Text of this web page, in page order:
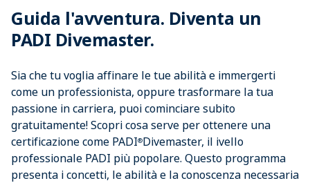
Guida l'avventura. Diventa un
PADI Divemaster.
Sia che tu voglia affinare le tue abilità e immergerti
come un professionista, oppure trasformare la tua
passione in carriera, puoi cominciare subito
gratuitamente! Scopri cosa serve per ottenere una
certificazione come PADI®Divemaster, il ivello
professionale PADI più popolare. Questo programma
presenta i concetti, le abilità e la conoscenza necessaria